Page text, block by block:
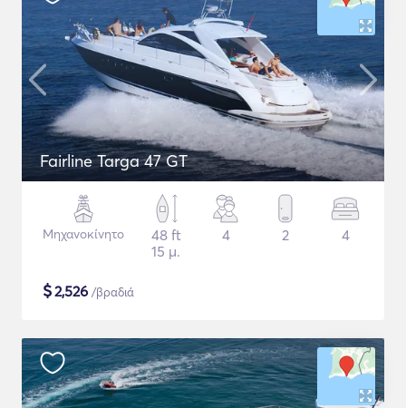
Fairline Targa 47 GT
Μηχανοκίνητο
48 ft
15 μ.
4 2 4
$2,526 /βραδιά